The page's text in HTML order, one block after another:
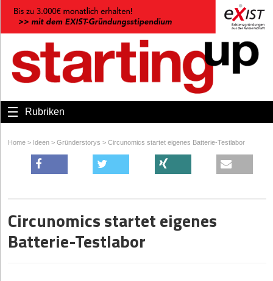
Rubriken
Home > Ideen > Gründerstorys > Circunomics startet eigenes Batterie-Testlabor
Circunomics startet eigenes
Batterie-Testlabor